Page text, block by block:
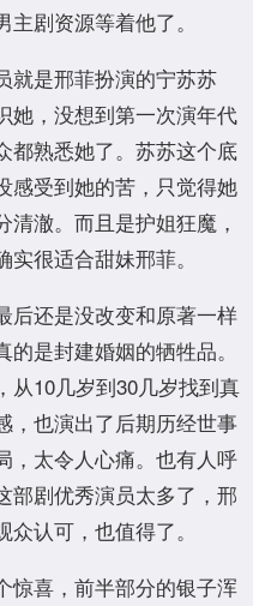
剧资源等着他了。
就是邢菲扮演的宁苏苏
她，没想到第一次演年代
都熟悉她了。苏苏这个底
感受到她的苦，只觉得她
澈。而且是护姐狂魔，
很适合甜妹邢菲。
后还是没改变和原著一样
是封建婚姻的牺牲品。
从10几岁到30几岁找到真
，也演出了后期历经世事
，太令人心痛。也有人呼
部剧优秀演员太多了，邢
认可，也值得了。
惊喜，前半部分的银子浑